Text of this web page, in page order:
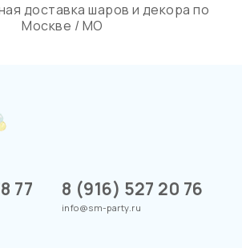
доставка шаров и декора по
Москве / МО
77 8 (916) 527 20 76
info@sm-party.ru